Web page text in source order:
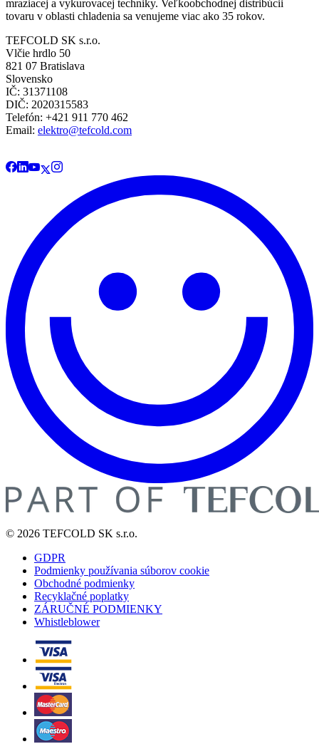
mraziacej a vykurovacej techniky. Veľkoobchodnej distribúcii
tovaru v oblasti chladenia sa venujeme viac ako 35 rokov.
TEFCOLD SK s.r.o.
Vlčie hrdlo 50
821 07 Bratislava
Slovensko
IČ: 31371108
DIČ: 2020315583
Telefón: +421 911 770 462
Email: elektro@tefcold.com
© 2026 TEFCOLD SK s.r.o.
GDPR
Podmienky používania súborov cookie
Obchodné podmienky
Recyklačné poplatky
ZÁRUČNÉ PODMIENKY
Whistleblower